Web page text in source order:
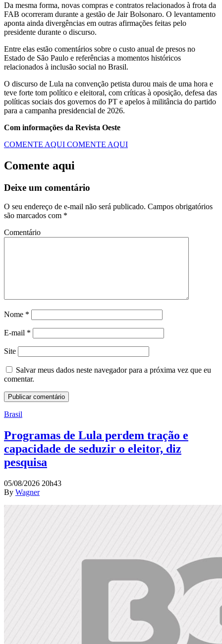
Da mesma forma, novas compras e contratos relacionados à frota da
FAB ocorreram durante a gestão de Jair Bolsonaro. O levantamento
aponta ainda divergências em outras afirmações feitas pelo
presidente durante o discurso.
Entre elas estão comentários sobre o custo anual de presos no
Estado de São Paulo e referências a momentos históricos
relacionados à inclusão social no Brasil.
O discurso de Lula na convenção petista durou mais de uma hora e
teve forte tom político e eleitoral, com críticas à oposição, defesa das
políticas sociais dos governos do PT e apelos à militância do partido
para a campanha presidencial de 2026.
Com informações da Revista Oeste
COMENTE AQUI COMENTE AQUI
Comente aqui
Deixe um comentário
O seu endereço de e-mail não será publicado. Campos obrigatórios
são marcados com *
Comentário
Nome *
E-mail *
Site
Salvar meus dados neste navegador para a próxima vez que eu
comentar.
Brasil
Programas de Lula perdem tração e
capacidade de seduzir o eleitor, diz
pesquisa
05/08/2026 20h43
By Wagner